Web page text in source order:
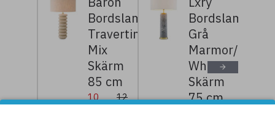
Bordslampa
Travertin/Linne
Mix
Skärm
85 cm
10
12
Bordslampa
Grå
Marmor/Off-
White
Skärm
75 cm